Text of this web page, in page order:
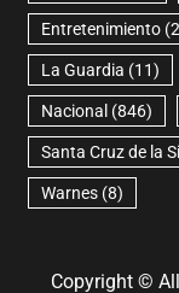
Entretenimiento
La Guardia (11)
Nacional (846)
Santa Cruz de la
Warnes(8)
Copyright ©